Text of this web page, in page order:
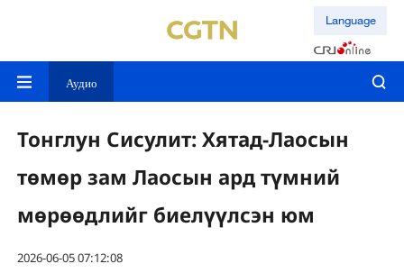
Language
Аудио
Тонглун Сисулит: Хятад-Лаосын
төмөр зам Лаосын ард түмний
мөрөөдлийг биелүүлсэн юм
2026-06-05 07:12:08